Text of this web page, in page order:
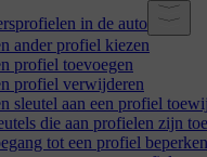
in de auto
ander profiel kiezen
profiel toevoegen
profiel verwijderen
sleutel aan een profiel
die aan profielen zijn
tot een profiel beperken